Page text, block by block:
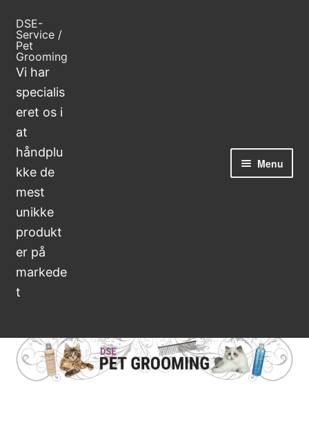
Spring
til
navigation
Spring
til
indhold
DSE-
Service /
Pet
Grooming
Vi har
specialis
eret os i
at
håndplu
kke de
mest
unikke
produkt
er på
markede
t
Menu
Kurv